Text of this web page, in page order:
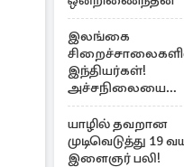
இலங்கை
இந்தியர்கள்!
அச்சநிலையை
மையப்படுத்தி
ஜெயசங்கர்
யாழில் தவறான
முடிவெடுத்து 19
இளைஞர் பலி!